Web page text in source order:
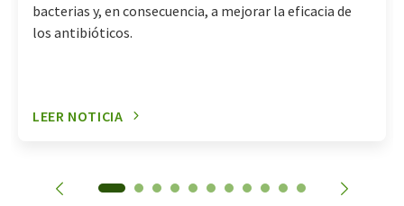
bacterias y, en consecuencia, a mejorar la eficacia de
los antibióticos.
LEER NOTICIA